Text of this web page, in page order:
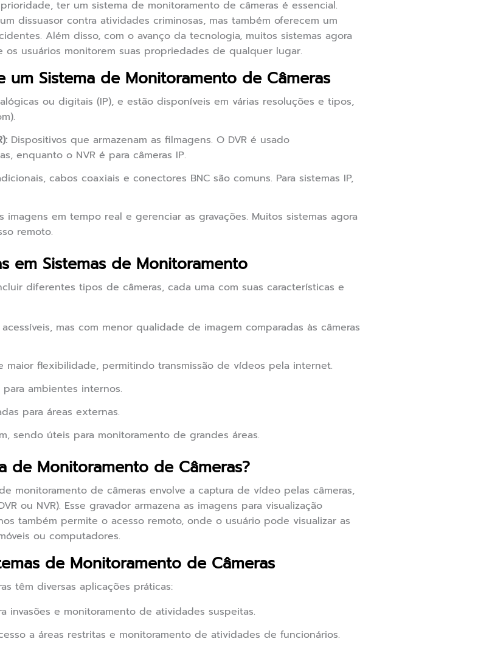
ter um sistema de monitoramento de câmeras é essencial.
dissuasor contra atividades criminosas, mas também oferecem um
Além disso, com o avanço da tecnologia, muitos sistemas agora
usuários monitorem suas propriedades de qualquer lugar.
um Sistema de Monitoramento de Câmeras
ou digitais (IP), e estão disponíveis em várias resoluções e tipos,
Dispositivos que armazenam as filmagens. O DVR é usado
enquanto o NVR é para câmeras IP.
cabos coaxiais e conectores BNC são comuns. Para sistemas IP,
imagens em tempo real e gerenciar as gravações. Muitos sistemas agora
remoto.
em Sistemas de Monitoramento
diferentes tipos de câmeras, cada uma com suas características e
mas com menor qualidade de imagem comparadas às câmeras
maior flexibilidade, permitindo transmissão de vídeos pela internet.
ambientes internos.
para áreas externas.
sendo úteis para monitoramento de grandes áreas.
de Monitoramento de Câmeras?
monitoramento de câmeras envolve a captura de vídeo pelas câmeras,
ou NVR). Esse gravador armazena as imagens para visualização
também permite o acesso remoto, onde o usuário pode visualizar as
ou computadores.
de Monitoramento de Câmeras
têm diversas aplicações práticas:
invasões e monitoramento de atividades suspeitas.
a áreas restritas e monitoramento de atividades de funcionários.